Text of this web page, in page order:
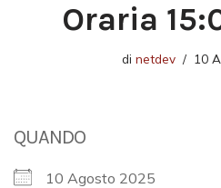
Oraria
di netdev 10
QUANDO
10 Agosto 2025